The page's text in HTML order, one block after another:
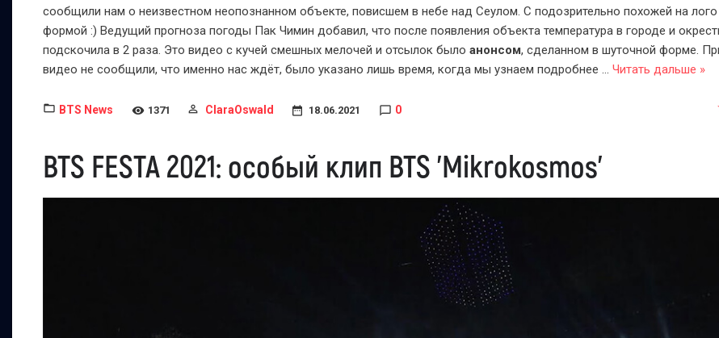
сообщили нам о неизвестном неопознанном объекте, повисшем в небе над Сеулом. С подозрительно похожей на лого
формой :) Ведущий прогноза погоды Пак Чимин добавил, что после появления объекта температура в городе и
подскочила в 2 раза. Это видео с кучей смешных мелочей и отсылок было анонсом, сделанном в шуточной форме.
видео не сообщили, что именно нас ждёт, было указано лишь время, когда мы узнаем подробнее ... Читать дальше »
BTS News 1371 ClaraOswald 18.06.2021 0
BTS FESTA 2021: особый клип BTS 'Mikrokosmos'